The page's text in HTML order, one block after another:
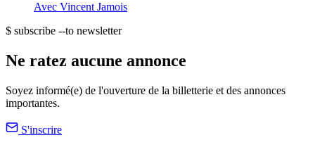
Avec Vincent Jamois
$ subscribe --to newsletter
Ne ratez aucune annonce
Soyez informé(e) de l'ouverture de la billetterie et des annonces
importantes.
S'inscrire